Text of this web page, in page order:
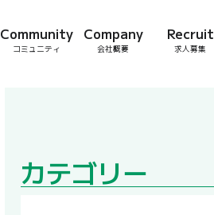
Community
コミュニティ
Company
会社概要
Recruit
求人募集
カテゴリー